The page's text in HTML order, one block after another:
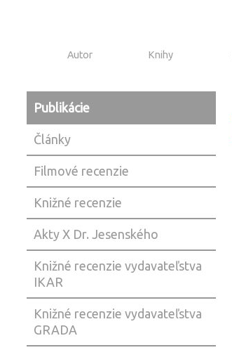
Autor Knihy
Publikácie
Články
Filmové recenzie
Knižné recenzie
Akty X Dr. Jesenského
Knižné recenzie vydavateľstva
IKAR
Knižné recenzie vydavateľstva
GRADA